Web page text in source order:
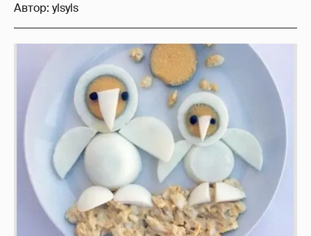
Автор: ylsyls